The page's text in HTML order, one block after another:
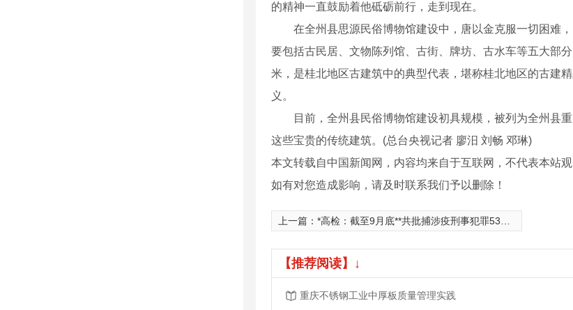
的精神一直鼓励着他砥砺前行，走到现在。
在全州县思源民俗博物馆建设中，唐以金克服一切困难，
要包括古民居、文物陈列馆、古街、牌坊、古水车等五大部
米，是桂北地区古建筑中的典型代表，堪称桂北地区的古建
义。
目前，全州县民俗博物馆建设初具规模，被列为全州县重
这些宝贵的传统建筑。(总台央视记者 廖汨 刘畅 邓琳)
本文转载自中国新闻网，内容均来自于互联网，不代表本站
如有对您造成影响，请及时联系我们予以删除！
上一篇： *高检：截至9月底**共批捕涉疫刑事犯罪5335件6480人
【推荐阅读】↓
重庆不锈钢工业中厚板质量管理实践